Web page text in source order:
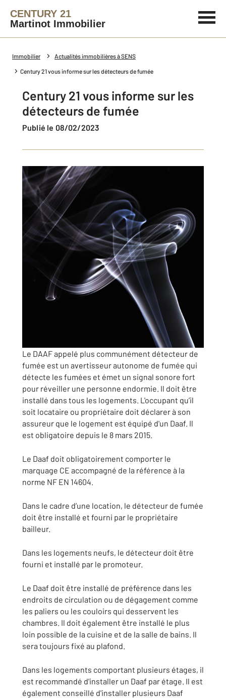
CENTURY 21
Martinot Immobilier
Immobilier Actualités immobilières à SENS
Century 21 vous informe sur les détecteurs de fumée
Century 21 vous informe sur les
détecteurs de fumée
Publié le 08/02/2023
Le DAAF appelé plus communément détecteur de
fumée est un avertisseur autonome de fumée qui
détecte les fumées et émet un signal sonore fort
pour réveiller une personne endormie. Il doit être
installé dans tous les logements. L'occupant qu’il
soit locataire ou propriétaire doit déclarer à son
assureur que le logement est équipé d'un Daaf. Il
est obligatoire depuis le 8 mars 2015.
Le Daaf doit obligatoirement comporter le
marquage CE accompagné de la référence à la
norme NF EN 14604.
Dans le cadre d’une location, le détecteur de fumée
doit être installé et fourni par le propriétaire
bailleur.
Dans les logements neufs, le détecteur doit être
fourni et installé par le promoteur.
Le Daaf doit être installé de préférence dans les
endroits de circulation ou de dégagement comme
les paliers ou les couloirs qui desservent les
chambres. Il doit également être installé le plus
loin possible de la cuisine et de la salle de bains. Il
sera toujours fixé au plafond.
Dans les logements comportant plusieurs étages, il
est recommandé d'installer un Daaf par étage. Il est
également conseillé d'installer plusieurs Daaf